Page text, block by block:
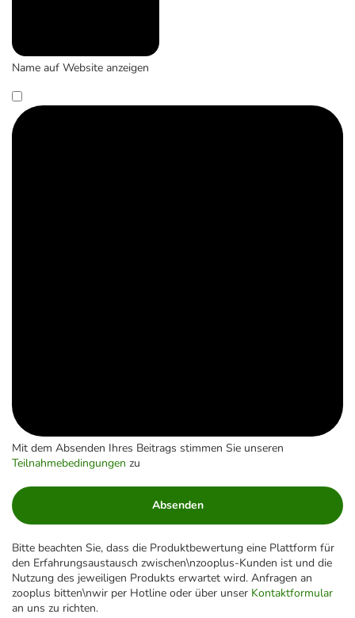
Name auf Website anzeigen
Mit dem Absenden Ihres Beitrags stimmen Sie unseren
Teilnahmebedingungen zu
Absenden
Bitte beachten Sie, dass die Produktbewertung eine Plattform für
den Erfahrungsaustausch zwischen\nzooplus-Kunden ist und die
Nutzung des jeweiligen Produkts erwartet wird. Anfragen an
zooplus bitten\nwir per Hotline oder über unser Kontaktformular
an uns zu richten.